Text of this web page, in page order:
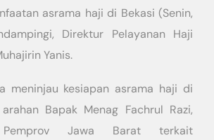
asrama haji di Bekasi (Senin,
Direktur Pelayanan Haji
Yanis.
meninjau kesiapan asrama haji di
Bapak Menag Fachrul Razi,
Pemprov Jawa Barat terkait